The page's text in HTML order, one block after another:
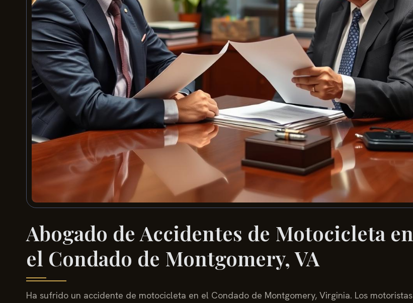
Abogado de Accidentes de Motocicleta en
el Condado de Montgomery, VA
Ha sufrido un accidente de motocicleta en el Condado de Montgomery, Virginia. Los motoristas